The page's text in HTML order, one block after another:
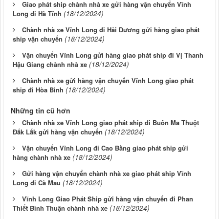
Giao phát ship chành nhà xe gửi hàng vận chuyển Vĩnh
Long đi Hà Tĩnh (18/12/2024)
Chành nhà xe Vĩnh Long đi Hải Dương gửi hàng giao phát
ship vận chuyển (18/12/2024)
Vận chuyển Vĩnh Long gửi hàng giao phát ship đi Vị Thanh
Hậu Giang chành nhà xe (18/12/2024)
Chành nhà xe gửi hàng vận chuyển Vĩnh Long giao phát
ship đi Hòa Bình (18/12/2024)
Những tin cũ hơn
Chành nhà xe Vĩnh Long giao phát ship đi Buôn Ma Thuột
Đắk Lắk gửi hàng vận chuyển (18/12/2024)
Vận chuyển Vĩnh Long đi Cao Bằng giao phát ship gửi
hàng chành nhà xe (18/12/2024)
Gửi hàng vận chuyển chành nhà xe giao phát ship Vĩnh
Long đi Cà Mau (18/12/2024)
Vĩnh Long Giao Phát Ship gửi hàng vận chuyển đi Phan
Thiết Bình Thuận chành nhà xe (18/12/2024)